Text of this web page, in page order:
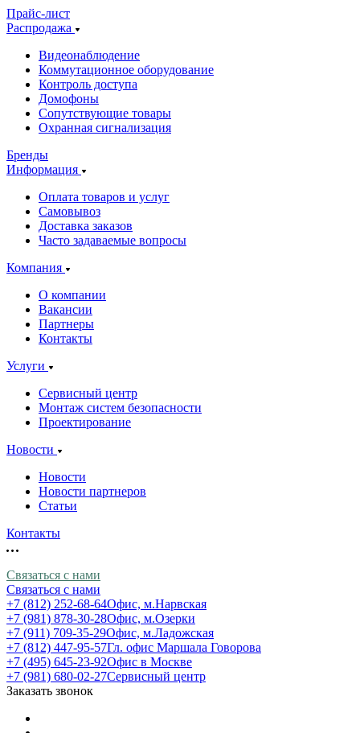
Прайс-лист
Распродажа
Видеонаблюдение
Коммутационное оборудование
Контроль доступа
Домофоны
Сопутствующие товары
Охранная сигнализация
Бренды
Информация
Оплата товаров и услуг
Самовывоз
Доставка заказов
Часто задаваемые вопросы
Компания
О компании
Вакансии
Партнеры
Контакты
Услуги
Сервисный центр
Монтаж систем безопасности
Проектирование
Новости
Новости
Новости партнеров
Статьи
Контакты
Связаться с нами
Связаться с нами
+7 (812) 252-68-64Офис, м.Нарвская
+7 (981) 878-30-28Офис, м.Озерки
+7 (911) 709-35-29Офис, м.Ладожская
+7 (812) 447-95-57Гл. офис Маршала Говорова
+7 (495) 645-23-92Офис в Москве
+7 (981) 680-02-27Сервисный центр
Заказать звонок